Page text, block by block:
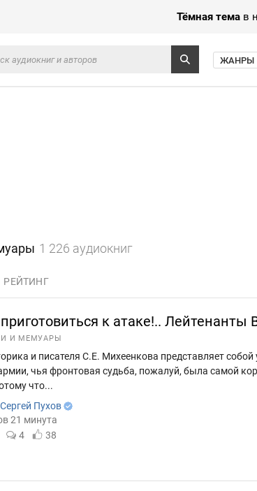
Тёмная тема в
ЖАНРЫ
1 226 аудиокниг
РЕЙТИНГ
к атаке!..
И МЕМУАРЫ
и писателя С.Е. Михеенкова представляет
чья фронтовая судьба, пожалуй, была самой
что...
Сергей Пухов
21 минута
4 38